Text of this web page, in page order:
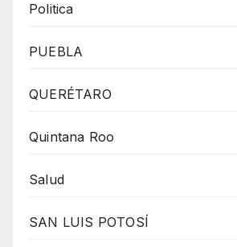
Politica
PUEBLA
QUERÉTARO
Quintana Roo
Salud
SAN LUIS POTOSÍ